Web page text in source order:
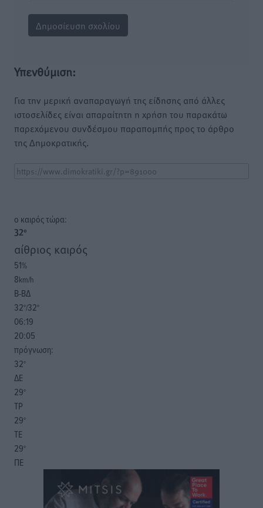
Υπενθύμιση:
Για την μερική αναπαραγωγή της είδησης από άλλες
ιστοσελίδες είναι απαραίτητη η χρήση του παρακάτω
παρεχόμενου συνδέσμου παραπομπής προς το άρθρο
της Δημοκρατικής.
o καιρός τώρα:
32°
αίθριος καιρός
51%
8km/h
Β-ΒΔ
32°/32°
06:19
20:05
πρόγνωση:
32°
ΔΕ
29°
ΤΡ
29°
ΤΕ
29°
ΠΕ